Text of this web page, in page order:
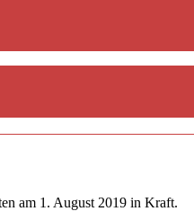
am 1. August 2019 in Kraft.